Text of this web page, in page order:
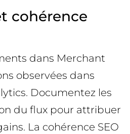
cohérence
dans Merchant
observées dans
Documentez les
du flux pour attribuer
La cohérence SEO